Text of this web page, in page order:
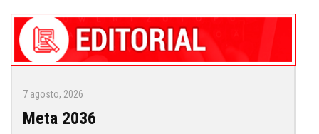
7 agosto, 2026
Meta 2036